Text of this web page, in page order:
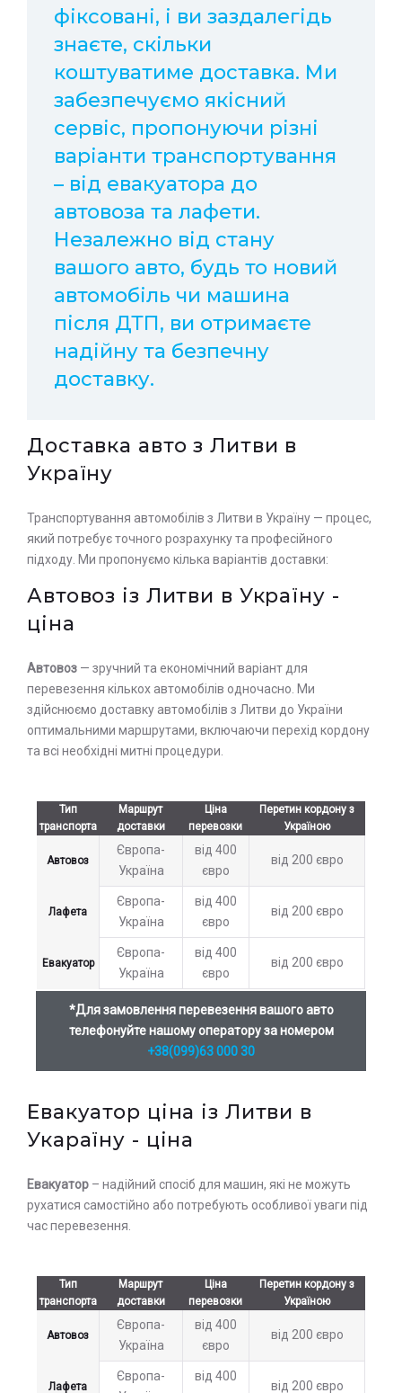
фіксовані, і ви заздалегідь
знаєте, скільки
коштуватиме доставка. Ми
забезпечуємо якісний
сервіс, пропонуючи різні
варіанти транспортування
– від евакуатора до
автовоза та лафети.
Незалежно від стану
вашого авто, будь то новий
автомобіль чи машина
після ДТП, ви отримаєте
надійну та безпечну
доставку.
Доставка авто з Литви в
Україну
Транспортування автомобілів з Литви в Україну — процес,
який потребує точного розрахунку та професійного
підходу. Ми пропонуємо кілька варіантів доставки:
Автовоз із Литви в Україну -
ціна
Автовоз — зручний та економічний варіант для
перевезення кількох автомобілів одночасно. Ми
здійснюємо доставку автомобілів з Литви до України
оптимальними маршрутами, включаючи перехід кордону
та всі необхідні митні процедури.
Тип
транспорта
Маршрут
доставки
Ціна
перевозки
Перетин кордону з
Україною
Автовоз
Європа-
Україна
від 400
євро
від 200 євро
Лафета
Європа-
Україна
від 400
євро
від 200 євро
Евакуатор
Європа-
Україна
від 400
євро
від 200 євро
*Для замовлення перевезення вашого авто
телефонуйте нашому оператору за номером
+38(099)63 000 30
Евакуатор ціна із Литви в
Укараїну - ціна
Евакуатор – надійний спосіб для машин, які не можуть
рухатися самостійно або потребують особливої ​​уваги під
час перевезення.
Тип
транспорта
Маршрут
доставки
Ціна
перевозки
Перетин кордону з
Україною
Автовоз
Європа-
Україна
від 400
євро
від 200 євро
Лафета
Європа-
від 400
від 200 євро